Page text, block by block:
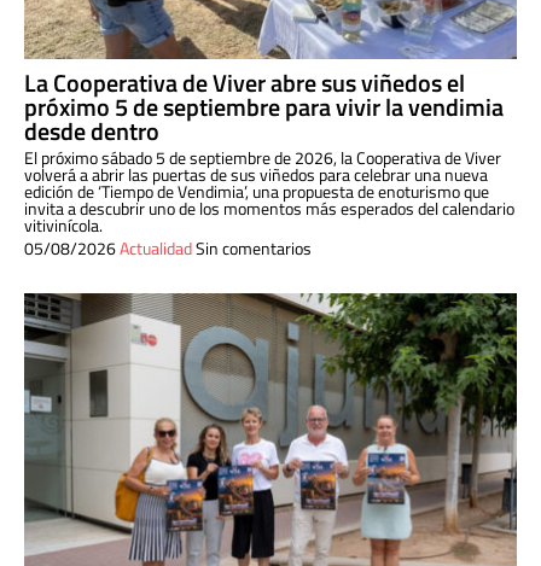
La Cooperativa de Viver abre sus viñedos el
próximo 5 de septiembre para vivir la vendimia
desde dentro
El próximo sábado 5 de septiembre de 2026, la Cooperativa de Viver
volverá a abrir las puertas de sus viñedos para celebrar una nueva
edición de ‘Tiempo de Vendimia’, una propuesta de enoturismo que
invita a descubrir uno de los momentos más esperados del calendario
vitivinícola.
05/08/2026ActualidadSin comentarios